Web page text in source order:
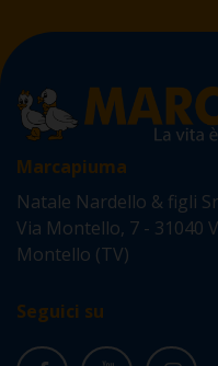
Marcapiuma
Natale Nardello & figli
Via Montello, 7 - 31040
Montello (TV)
Seguici su